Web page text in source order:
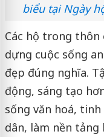
biểu tại Ngày
Các hộ trong thôn
dựng cuộc sống
đẹp đúng nghĩa.
động, sáng tạo
sống văn hoá,
dân, làm nền tảng